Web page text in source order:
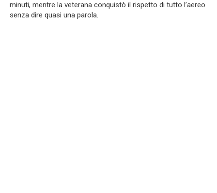
minuti, mentre la veterana conquistò il rispetto di tutto l’aereo
senza dire quasi una parola.